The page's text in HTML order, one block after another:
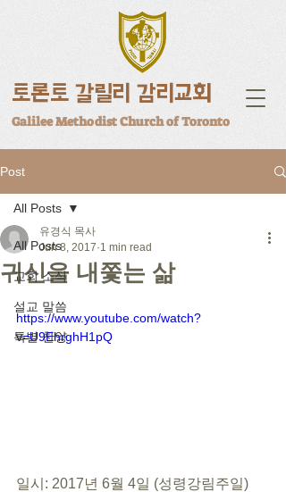
토론토 갈릴리 감리교회
Galilee Methodist Church of Toronto
Post
All Posts
교회 소식
설교 말씀
특별 찬양
All Posts
귀신을 내쫓는 삶
유경식 목사
Jun 8, 2017 1 min read
https://www.youtube.com/watch?
v=U9EhrghH1pQ
일시: 2017년 6월 4일 (성령강림주일)